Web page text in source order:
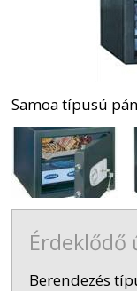
Samoa típusú
Érdeklődő
Berendezés